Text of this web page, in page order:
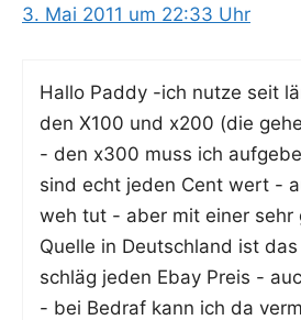
3. Mai 2011 um 22:33 Uhr
Hal­lo Pad­dy -ich nut­ze seit
den X100 und x200 (die
- den x300 muss ich
sind echt jeden Cent wert -
weh tut - aber mit einer sehr
Quel­le in Deutsch­land ist
schläg jeden Ebay Preis -
- bei Bedraf kann ich da